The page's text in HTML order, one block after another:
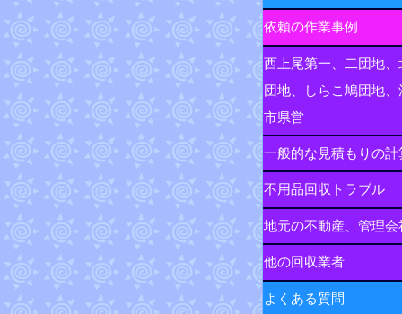
依頼の作業事例
西上尾第一、二団地、
団地、しらこ鳩団地、
市県営
一般的な見積もりの計
不用品回収トラブル
地元の不動産、管理会
他の回収業者
よくある質問